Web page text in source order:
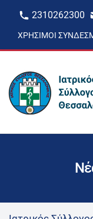
2310262300
ΧΡΉΣΙΜΟΙ